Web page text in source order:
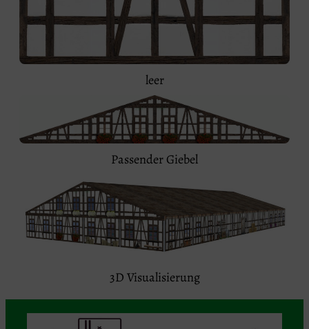
leer
Passender Giebel
3D Visualisierung